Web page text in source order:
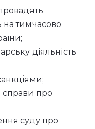
на тимчасово
діяльність
про
суду про